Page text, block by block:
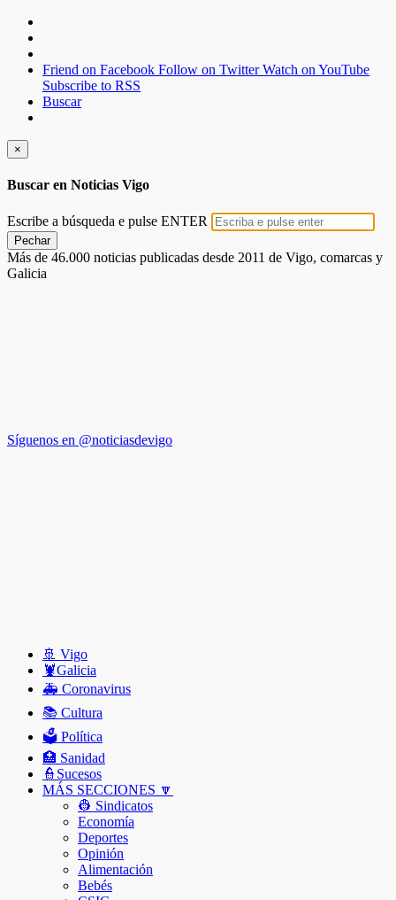
Friend on Facebook Follow on Twitter Watch on YouTube
Subscribe to RSS
Buscar
×
Buscar en Noticias Vigo
Escribe a búsqueda e pulse ENTER
Pechar
Más de 46.000 noticias publicadas desde 2011 de Vigo, comarcas y
Galicia
Síguenos en @noticiasdevigo
🚢 Vigo
🦞️Galicia
🚑 Coronavirus
📚 Cultura
🗳️ Política
🏥 Sanidad
👮Sucesos
MÁS SECCIONES 🔽
👷 Sindicatos
Economía
Deportes
Opinión
Alimentación
Bebés